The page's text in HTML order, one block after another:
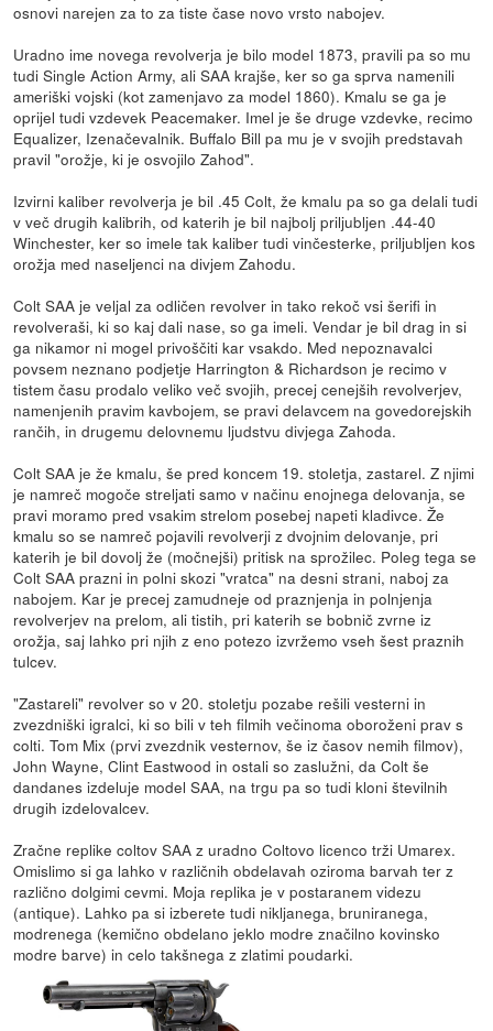
osnovi narejen za to za tiste čase novo vrsto nabojev.
Uradno ime novega revolverja je bilo model 1873, pravili pa so mu
tudi Single Action Army, ali SAA krajše, ker so ga sprva namenili
ameriški vojski (kot zamenjavo za model 1860). Kmalu se ga je
oprijel tudi vzdevek Peacemaker. Imel je še druge vzdevke, recimo
Equalizer, Izenačevalnik. Buffalo Bill pa mu je v svojih predstavah
pravil "orožje, ki je osvojilo Zahod".
Izvirni kaliber revolverja je bil .45 Colt, že kmalu pa so ga delali tudi
v več drugih kalibrih, od katerih je bil najbolj priljubljen .44-40
Winchester, ker so imele tak kaliber tudi vinčesterke, priljubljen kos
orožja med naseljenci na divjem Zahodu.
Colt SAA je veljal za odličen revolver in tako rekoč vsi šerifi in
revolveraši, ki so kaj dali nase, so ga imeli. Vendar je bil drag in si
ga nikamor ni mogel privoščiti kar vsakdo. Med nepoznavalci
povsem neznano podjetje Harrington & Richardson je recimo v
tistem času prodalo veliko več svojih, precej cenejših revolverjev,
namenjenih pravim kavbojem, se pravi delavcem na govedorejskih
rančih, in drugemu delovnemu ljudstvu divjega Zahoda.
Colt SAA je že kmalu, še pred koncem 19. stoletja, zastarel. Z njimi
je namreč mogoče streljati samo v načinu enojnega delovanja, se
pravi moramo pred vsakim strelom posebej napeti kladivce. Že
kmalu so se namreč pojavili revolverji z dvojnim delovanje, pri
katerih je bil dovolj že (močnejši) pritisk na sprožilec. Poleg tega se
Colt SAA prazni in polni skozi "vratca" na desni strani, naboj za
nabojem. Kar je precej zamudneje od praznjenja in polnjenja
revolverjev na prelom, ali tistih, pri katerih se bobnič zvrne iz
orožja, saj lahko pri njih z eno potezo izvržemo vseh šest praznih
tulcev.
"Zastareli" revolver so v 20. stoletju pozabe rešili vesterni in
zvezdniški igralci, ki so bili v teh filmih večinoma oboroženi prav s
colti. Tom Mix (prvi zvezdnik vesternov, še iz časov nemih filmov),
John Wayne, Clint Eastwood in ostali so zaslužni, da Colt še
dandanes izdeluje model SAA, na trgu pa so tudi kloni številnih
drugih izdelovalcev.
Zračne replike coltov SAA z uradno Coltovo licenco trži Umarex.
Omislimo si ga lahko v različnih obdelavah oziroma barvah ter z
različno dolgimi cevmi. Moja replika je v postaranem videzu
(antique). Lahko pa si izberete tudi nikljanega, bruniranega,
modrenega (kemično obdelano jeklo modre značilno kovinsko
modre barve) in celo takšnega z zlatimi poudarki.